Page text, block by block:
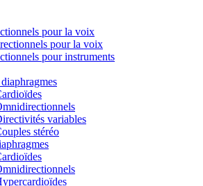
pour la voix
pour la voix
pour instruments
variables
stéréo